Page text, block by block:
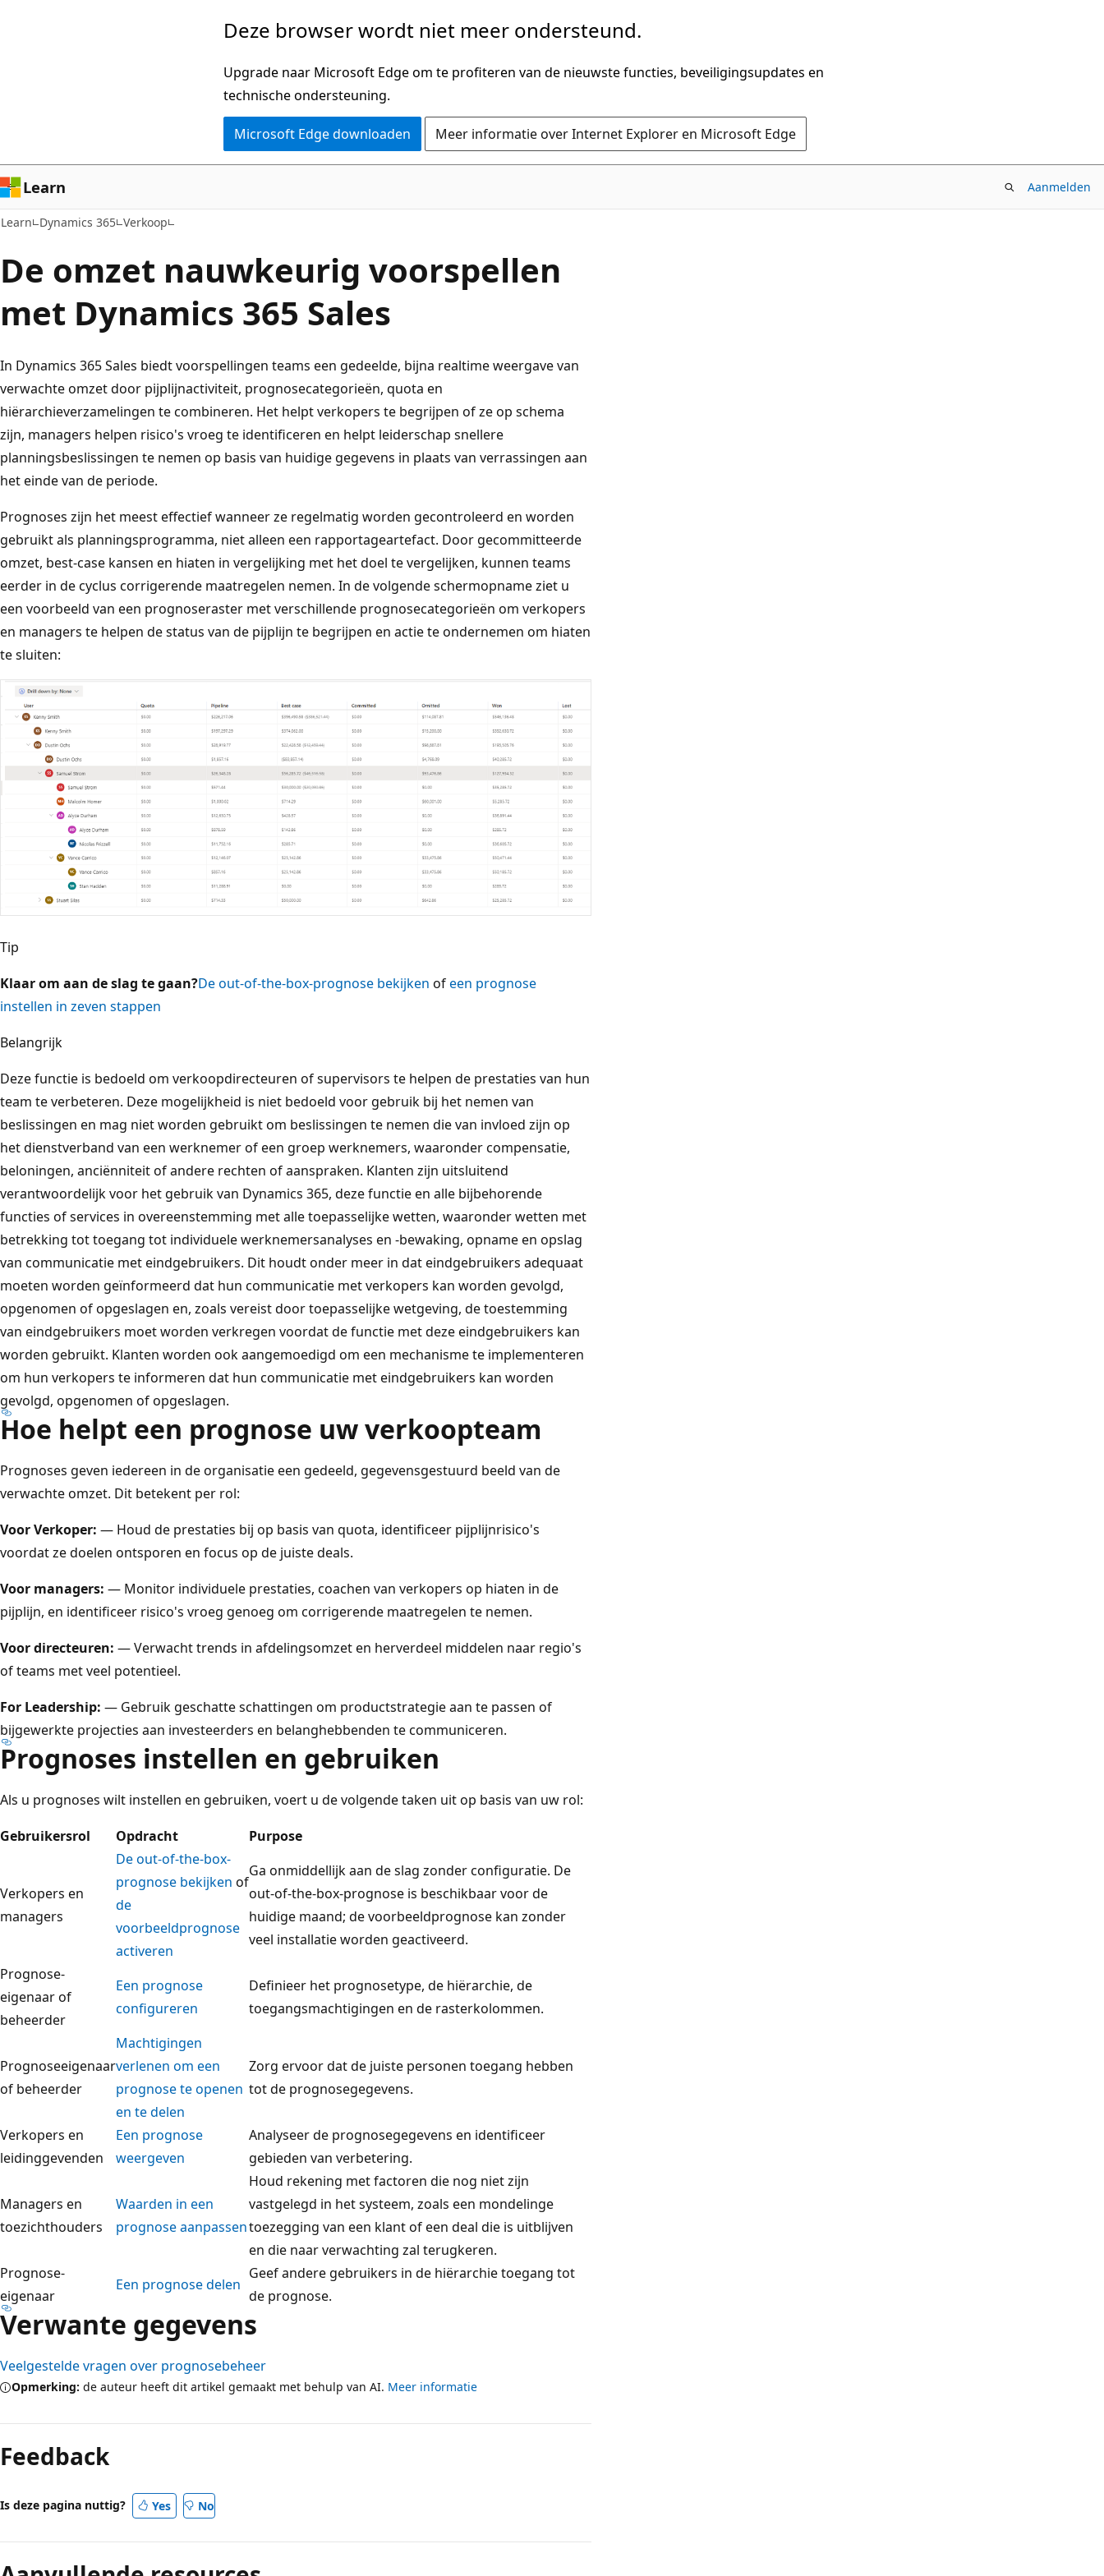
Deze browser wordt niet meer ondersteund.
Upgrade naar Microsoft Edge om te profiteren van de nieuwste functies, beveiligingsupdates en
technische ondersteuning.
Microsoft Edge downloaden Meer informatie over Internet Explorer en Microsoft Edge
Learn Aanmelden
Learn Dynamics 365 Verkoop
De omzet nauwkeurig voorspellen
met Dynamics 365 Sales
In Dynamics 365 Sales biedt voorspellingen teams een gedeelde, bijna realtime weergave van
verwachte omzet door pijplijnactiviteit, prognosecategorieën, quota en
hiërarchieverzamelingen te combineren. Het helpt verkopers te begrijpen of ze op schema
zijn, managers helpen risico's vroeg te identificeren en helpt leiderschap snellere
planningsbeslissingen te nemen op basis van huidige gegevens in plaats van verrassingen aan
het einde van de periode.
Prognoses zijn het meest effectief wanneer ze regelmatig worden gecontroleerd en worden
gebruikt als planningsprogramma, niet alleen een rapportageartefact. Door gecommitteerde
omzet, best-case kansen en hiaten in vergelijking met het doel te vergelijken, kunnen teams
eerder in de cyclus corrigerende maatregelen nemen. In de volgende schermopname ziet u
een voorbeeld van een prognoseraster met verschillende prognosecategorieën om verkopers
en managers te helpen de status van de pijplijn te begrijpen en actie te ondernemen om hiaten
te sluiten:
Tip
Klaar om aan de slag te gaan?De out-of-the-box-prognose bekijken ofeen prognose
instellen in zeven stappen
Belangrijk
Deze functie is bedoeld om verkoopdirecteuren of supervisors te helpen de prestaties van hun
team te verbeteren. Deze mogelijkheid is niet bedoeld voor gebruik bij het nemen van
beslissingen en mag niet worden gebruikt om beslissingen te nemen die van invloed zijn op
het dienstverband van een werknemer of een groep werknemers, waaronder compensatie,
beloningen, anciënniteit of andere rechten of aanspraken. Klanten zijn uitsluitend
verantwoordelijk voor het gebruik van Dynamics 365, deze functie en alle bijbehorende
functies of services in overeenstemming met alle toepasselijke wetten, waaronder wetten met
betrekking tot toegang tot individuele werknemersanalyses en -bewaking, opname en opslag
van communicatie met eindgebruikers. Dit houdt onder meer in dat eindgebruikers adequaat
moeten worden geïnformeerd dat hun communicatie met verkopers kan worden gevolgd,
opgenomen of opgeslagen en, zoals vereist door toepasselijke wetgeving, de toestemming
van eindgebruikers moet worden verkregen voordat de functie met deze eindgebruikers kan
worden gebruikt. Klanten worden ook aangemoedigd om een mechanisme te implementeren
om hun verkopers te informeren dat hun communicatie met eindgebruikers kan worden
gevolgd, opgenomen of opgeslagen.
Hoe helpt een prognose uw verkoopteam
Prognoses geven iedereen in de organisatie een gedeeld, gegevensgestuurd beeld van de
verwachte omzet. Dit betekent per rol:
Voor Verkoper: — Houd de prestaties bij op basis van quota, identificeer pijplijnrisico's
voordat ze doelen ontsporen en focus op de juiste deals.
Voor managers: — Monitor individuele prestaties, coachen van verkopers op hiaten in de
pijplijn, en identificeer risico's vroeg genoeg om corrigerende maatregelen te nemen.
Voor directeuren: — Verwacht trends in afdelingsomzet en herverdeel middelen naar regio's
of teams met veel potentieel.
For Leadership: — Gebruik geschatte schattingen om productstrategie aan te passen of
bijgewerkte projecties aan investeerders en belanghebbenden te communiceren.
Prognoses instellen en gebruiken
Als u prognoses wilt instellen en gebruiken, voert u de volgende taken uit op basis van uw rol:
Gebruikersrol
Opdracht Purpose
Verkopers en
managers
De out-of-the-box-
prognose bekijken of
de
voorbeeldprognose
activeren
Ga onmiddellijk aan de slag zonder configuratie. De
out-of-the-box-prognose is beschikbaar voor de
huidige maand; de voorbeeldprognose kan zonder
veel installatie worden geactiveerd.
Prognose-
eigenaar of
beheerder
Een prognose
configureren
Definieer het prognosetype, de hiërarchie, de
toegangsmachtigingen en de rasterkolommen.
Prognoseeigenaar
of beheerder
Machtigingen
verlenen om een
prognose te openen
en te delen
Zorg ervoor dat de juiste personen toegang hebben
tot de prognosegegevens.
Verkopers en
leidinggevenden
Een prognose
weergeven
Analyseer de prognosegegevens en identificeer
gebieden van verbetering.
Managers en
toezichthouders
Waarden in een
prognose aanpassen
Houd rekening met factoren die nog niet zijn
vastgelegd in het systeem, zoals een mondelinge
toezegging van een klant of een deal die is uitblijven
en die naar verwachting zal terugkeren.
Prognose-
eigenaar
Een prognose delen
Geef andere gebruikers in de hiërarchie toegang tot
de prognose.
Verwante gegevens
Veelgestelde vragen over prognosebeheer
Opmerking: de auteur heeft dit artikel gemaakt met behulp van AI. Meer informatie
Feedback
Is deze pagina nuttig? Yes No